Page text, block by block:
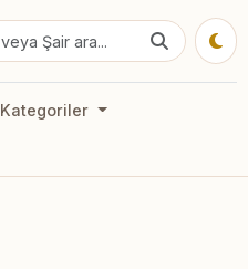
Kategoriler